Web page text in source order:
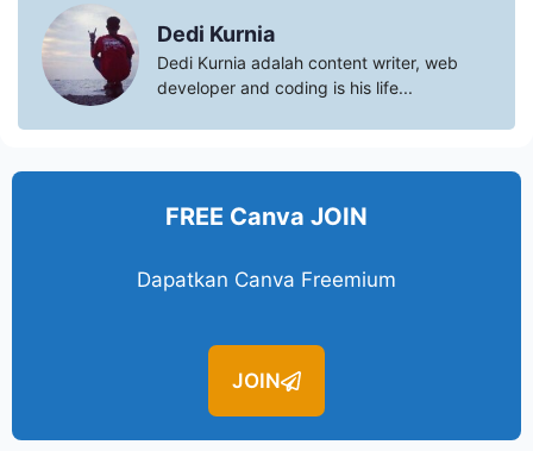
Dedi Kurnia
Dedi Kurnia adalah content writer, web
developer and coding is his life...
FREE Canva JOIN
Dapatkan Canva Freemium
JOIN